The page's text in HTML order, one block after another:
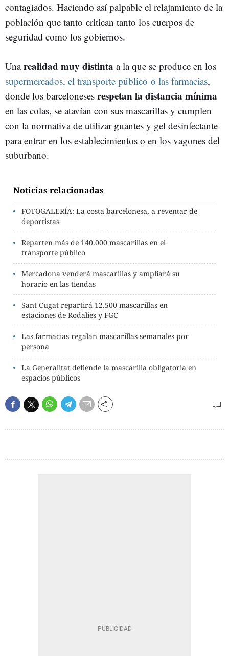
contagiados. Haciendo así palpable el relajamiento de la
población que tanto critican tanto los cuerpos de
seguridad como los gobiernos.
Unarealidad muy distinta a la que se produce en los
supermercados, el transporte público o las farmacias,
donde los barceloneses respetan la distancia mínima
en las colas, se atavían con sus mascarillas y cumplen
con la normativa de utilizar guantes y gel desinfectante
para entrar en los establecimientos o en los vagones del
suburbano.
Noticias relacionadas
FOTOGALERÍA: La costa barcelonesa, a reventar de
deportistas
Reparten más de 140.000 mascarillas en el
transporte público
Mercadona venderá mascarillas y ampliará su
horario en las tiendas
Sant Cugat repartirá 12.500 mascarillas en
estaciones de Rodalies y FGC
Las farmacias regalan mascarillas semanales por
persona
La Generalitat defiende la mascarilla obligatoria en
espacios públicos